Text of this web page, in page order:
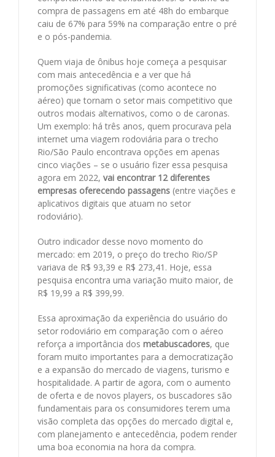
compra de passagens em até 48h do embarque
caiu de 67% para 59% na comparação entre o pré
e o pós-pandemia.
Quem viaja de ônibus hoje começa a pesquisar
com mais antecedência e a ver que há
promoções significativas (como acontece no
aéreo) que tornam o setor mais competitivo que
outros modais alternativos, como o de caronas.
Um exemplo: há três anos, quem procurava pela
internet uma viagem rodoviária para o trecho
Rio/São Paulo encontrava opções em apenas
cinco viações – se o usuário fizer essa pesquisa
agora em 2022, vai encontrar 12 diferentes
empresas oferecendo passagens (entre viações e
aplicativos digitais que atuam no setor
rodoviário).
Outro indicador desse novo momento do
mercado: em 2019, o preço do trecho Rio/SP
variava de R$ 93,39 e R$ 273,41. Hoje, essa
pesquisa encontra uma variação muito maior, de
R$ 19,99 a R$ 399,99.
Essa aproximação da experiência do usuário do
setor rodoviário em comparação com o aéreo
reforça a importância dos metabuscadores, que
foram muito importantes para a democratização
e a expansão do mercado de viagens, turismo e
hospitalidade. A partir de agora, com o aumento
de oferta e de novos players, os buscadores são
fundamentais para os consumidores terem uma
visão completa das opções do mercado digital e,
com planejamento e antecedência, podem render
uma boa economia na hora da compra.